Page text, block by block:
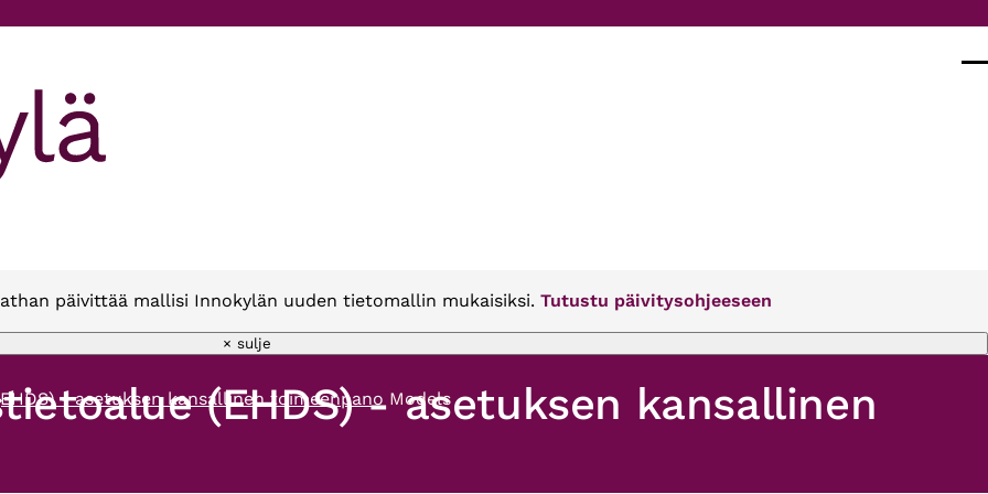
päivittää mallisi Innokylän uuden tietomallin mukaisiksi. Tutustu päivitysohjeeseen
× sulje
- asetuksen kansallinen toimeenpano Models
(EHDS) - asetuksen kansallinen